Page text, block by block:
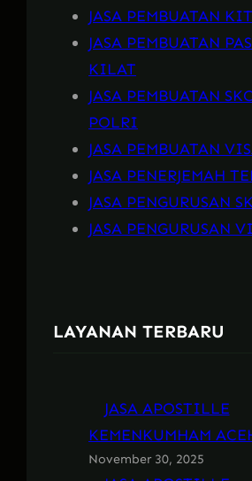
JASA PEMBUATAN
JASA PEMBUATAN
KILAT
JASA PEMBUATAN
POLRI
JASA PEMBUATAN
JASA PENERJEMAH
JASA PENGURUSAN
JASA PENGURUSAN
LAYANAN TERBARU
JASA APOSTILLE
KEMENKUMHAM
November 30, 2025